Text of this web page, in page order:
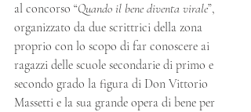
al concorso “Quando il bene diventa virale”,
organizzato da due scrittrici della zona
proprio con lo scopo di far conoscere ai
ragazzi delle scuole secondarie di primo e
secondo grado la figura di Don Vittorio
Massetti e la sua grande opera di bene per